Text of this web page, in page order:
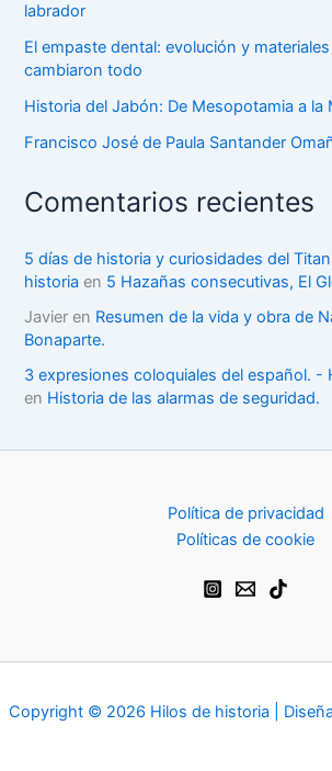
labrador
El empaste dental: evolución y
cambiaron todo
Historia del Jabón: De Mesopotamia a la
Francisco José de Paula Santander
Comentarios recientes
5 días de historia y curiosidades del
historia en 5 Hazañas consecutivas, El
Javier en Resumen de la vida y obra de
Bonaparte.
3 expresiones coloquiales del español. -
en Historia de las alarmas de seguridad.
Política de privacidad
Políticas de cookie
Copyright © 2026 Hilos de historia |